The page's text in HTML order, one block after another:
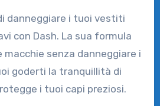
danneggiare i tuoi vestiti
con Dash. La sua formula
macchie senza danneggiare i
goderti la tranquillità di
i tuoi capi preziosi.